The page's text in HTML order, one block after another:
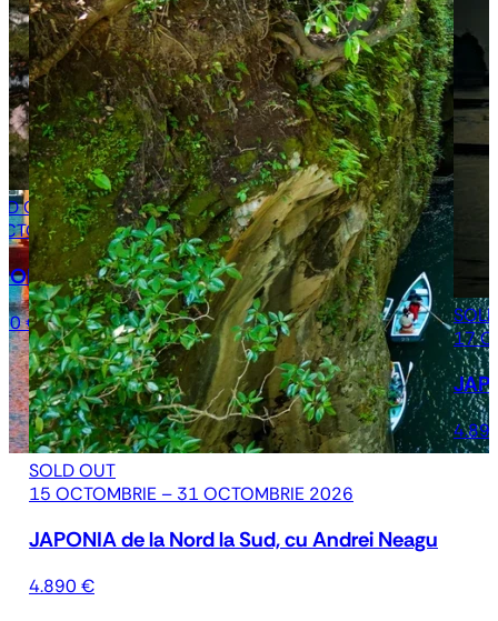
OUT
– 15 OCTOMBRIE 2026
- Tur Clasic, Experiențe & Festivalul Takayama,
€
SOLD OUT
15 OCTOMBRIE – 31 OCTOMBRIE 2026
JAPONIA de la Nord la Sud, cu Andrei Neagu
4.890 €
17